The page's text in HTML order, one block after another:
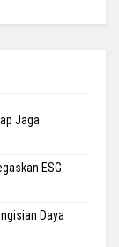
Jaga
ESG
Daya